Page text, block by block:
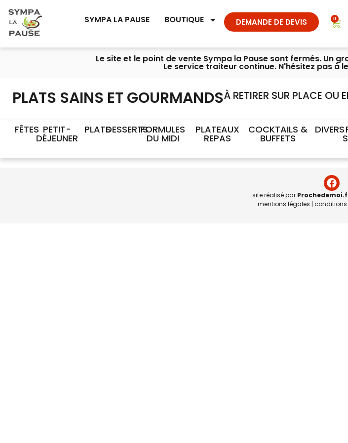
SYMPA LA PAUSE BOUTIQUE DEMANDE DE DEVIS 0
Le site et le point de vente Sympa la Pause sont fermés. Un
Le service traiteur continue. N'hésitez pas à
PLATS SAINS ET GOURMANDSÀ RETIRER SUR PLACE OU
FÊTES PETIT-
DÉJEUNER
PLATSDESSERTSFORMULES
DU MIDI
PLATEAUX
REPAS
COCKTAILS &
BUFFETS
DIVERS
site réalisé par
mentions légales | conditions